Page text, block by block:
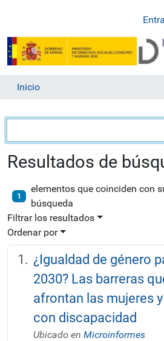
Inicio
Resultados de
1
elementos que coinciden con
búsqueda
Filtrar los resultados
Ordenar por
¿Igualdad de género
2030? Las barreras
afrontan las mujeres
con discapacidad
Ubicado en Microinformes